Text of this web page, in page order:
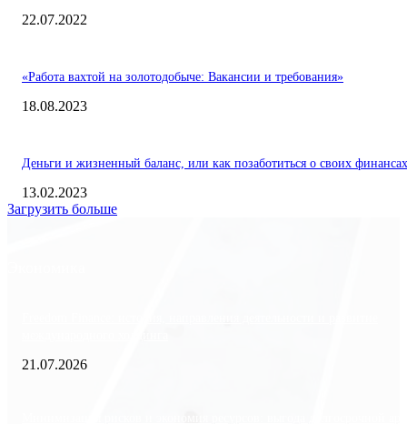
22.07.2022
«Работа вахтой на золотодобыче: Вакансии и требования»
18.08.2023
Деньги и жизненный баланс, или как позаботиться о своих финансах
13.02.2023
Загрузить больше
21.07.2026